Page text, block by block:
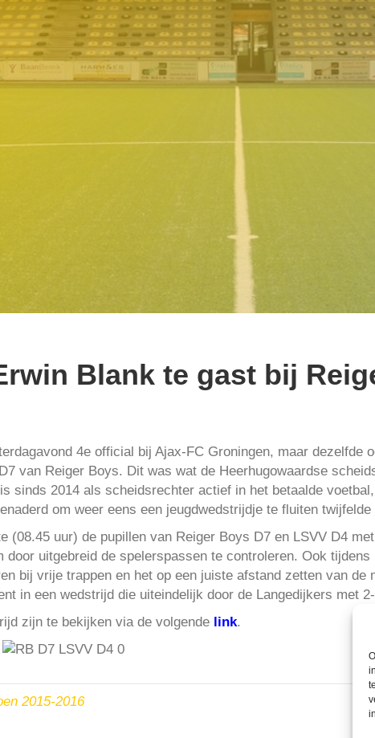
Blank te gast bij
4e official bij Ajax-FC Groningen, maar dezelfde
van Reiger Boys. Dit was wat de Heerhugowaardse
sinds 2014 als scheidsrechter actief in het betaalde
om weer eens een jeugdwedstrijdje te fluiten twijfelde
(08.45 uur) de pupillen van Reiger Boys D7 en LSVV D4
uitgebreid de spelerspassen te controleren. Ook
bij vrije trappen en het op een juiste afstand zetten van de
in een wedstrijd die uiteindelijk door de Langedijkers met
zijn te bekijken via de volgende link.
2015-2016